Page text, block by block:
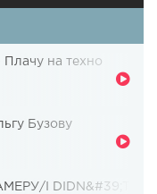
Плачу на техно
Бузову
I DIDN&#39;T